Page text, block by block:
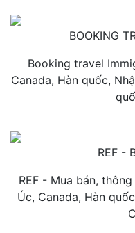
BOOKING
Booking travel
Canada, Hàn quốc,
REF -
REF - Mua bán,
Úc, Canada, Hàn